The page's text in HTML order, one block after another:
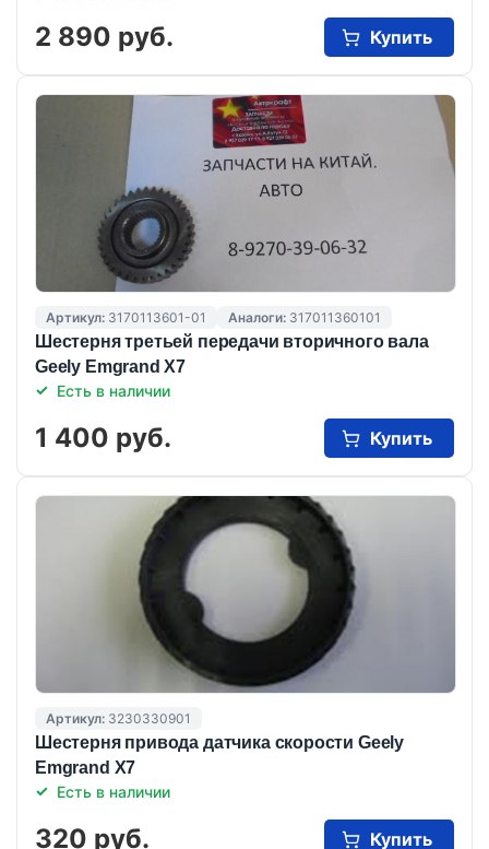
2 890 руб. Купить
Артикул: 3170113601-01 Аналоги: 317011360101
Шестерня третьей передачи вторичного вала
Geely Emgrand X7
Есть в наличии
1 400 руб. Купить
Артикул: 3230330901
Шестерня привода датчика скорости Geely
Emgrand X7
Есть в наличии
320 руб. Купить